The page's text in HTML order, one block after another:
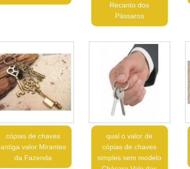
Recanto dos
Pássaros
cópias de chaves
antiga valor Mirantes
da Fazenda
qual o valor de
cópias de chaves
simples sem modelo